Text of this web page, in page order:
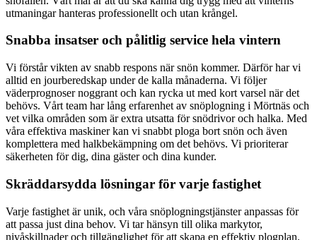
utmaningar hanteras professionellt och utan krångel.
Snabba insatser och pålitlig service hela vintern
Vi förstår vikten av snabb respons när snön kommer. Därför har vi
alltid en jourberedskap under de kalla månaderna. Vi följer
väderprognoser noggrant och kan rycka ut med kort varsel när det
behövs. Vårt team har lång erfarenhet av snöplogning i Mörtnäs och
vet vilka områden som är extra utsatta för snödrivor och halka. Med
våra effektiva maskiner kan vi snabbt ploga bort snön och även
komplettera med halkbekämpning om det behövs. Vi prioriterar
säkerheten för dig, dina gäster och dina kunder.
Skräddarsydda lösningar för varje fastighet
Varje fastighet är unik, och våra snöplogningstjänster anpassas för
att passa just dina behov. Vi tar hänsyn till olika markytor,
nivåskillnader och tillgänglighet för att skapa en effektiv plogplan.